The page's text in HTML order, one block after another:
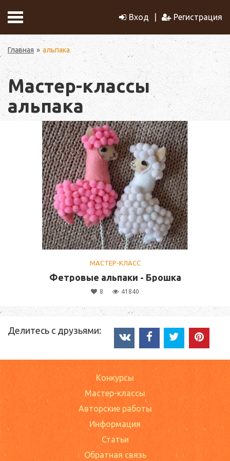
Вход Регистрация
Главная альпака
Мастер-классы
альпака
МАСТЕР-КЛАСС
Фетровые альпаки - Брошка
8 41840
Делитесь с друзьями:
Конкурсы
Мастер-классы
Авторские работы
Информация
Статьи
Обратная связь